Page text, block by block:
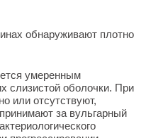
обнаруживают плотно
умеренным
слизистой оболочки. При
или отсутствуют,
за вульгарный